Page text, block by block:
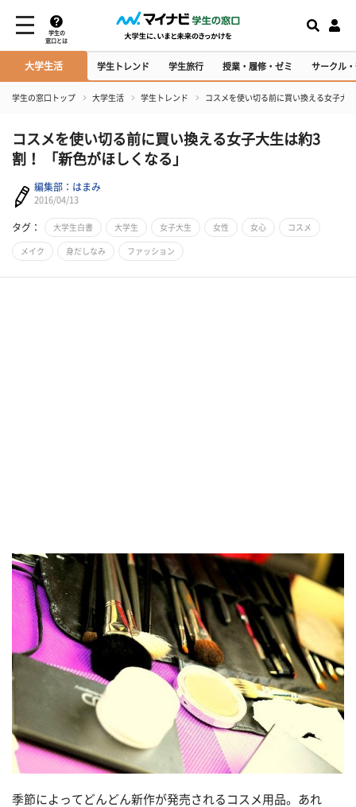
学生の
窓口とは
大学生活 学生トレンド 学生旅行 授業・履修・ゼミ サークル
学生の窓口トップ 大学生活 学生トレンド コスメを使い切る前に買い換える女子大
コスメを使い切る前に買い換える女子大生は約3
割！ 「新色がほしくなる」
編集部：はまみ
2016/04/13
タグ： 大学生白書 大学生 女子大生 女性 女心 コスメ
メイク 身だしなみ ファッション
季節によってどんどん新作が発売されるコスメ用品。あれ